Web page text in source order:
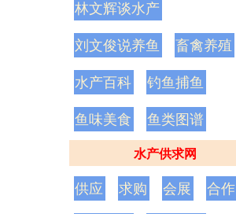
林文辉谈水产
刘文俊说养鱼 畜禽养殖
水产百科 钓鱼捕鱼
鱼味美食 鱼类图谱
水产供求网
供应 求购 会展 合作